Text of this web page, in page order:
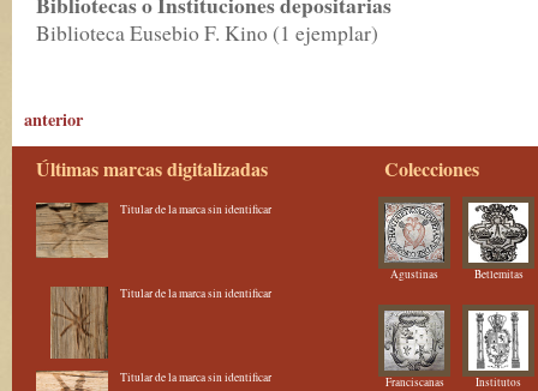
Biblioteca Eusebio F. Kino (1 ejemplar)
anterior
Últimas marcas digitalizadas
Titular de la marca sin identificar
Titular de la marca sin identificar
Titular de la marca sin identificar
Colecciones
Agustinas Betlemitas
Franciscanas Institutos